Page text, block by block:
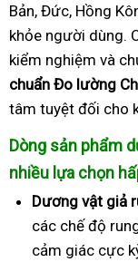
Bản, Đức, Hồng
khỏe người dùng.
kiểm nghiệm và
chuẩn Đo lường
tâm tuyệt đối cho
Dòng sản phẩm
nhiều lựa chọn
Dương vật giả
các chế độ
cảm giác cực